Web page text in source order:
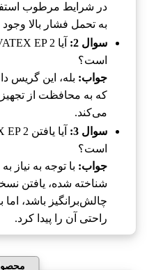
در شرایط مرطوب
به تحمل فشار بالا
سوال 2:
است؟
جواب: بله، این
که به محافظت از
می‌کند.
سوال 3:
است؟
جواب: با توجه به نیاز
شناخته شده، یافتن
چالش‌برانگیز باشد،
راحتی آن را پیدا کرد.